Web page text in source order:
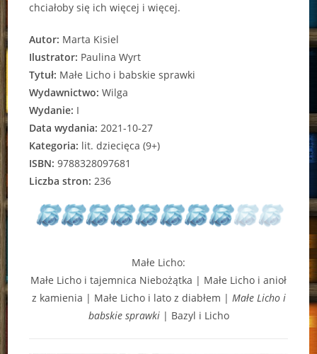
chciałoby się ich więcej i więcej.
Autor: Marta Kisiel
Ilustrator: Paulina Wyrt
Tytuł: Małe Licho i babskie sprawki
Wydawnictwo: Wilga
Wydanie: I
Data wydania: 2021-10-27
Kategoria: lit. dziecięca (9+)
ISBN: 9788328097681
Liczba stron: 236
Małe Licho:
Małe Licho i tajemnica Niebożątka | Małe Licho i anioł
z kamienia | Małe Licho i lato z diabłem | Małe Licho i
babskie sprawki| Bazyl i Licho